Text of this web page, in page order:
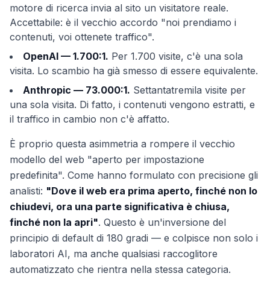
motore di ricerca invia al sito un visitatore reale.
Accettabile: è il vecchio accordo "noi prendiamo i
contenuti, voi ottenete traffico".
OpenAI — 1.700:1. Per 1.700 visite, c'è una sola
visita. Lo scambio ha già smesso di essere equivalente.
Anthropic — 73.000:1. Settantatremila visite per
una sola visita. Di fatto, i contenuti vengono estratti, e
il traffico in cambio non c'è affatto.
È proprio questa asimmetria a rompere il vecchio
modello del web "aperto per impostazione
predefinita". Come hanno formulato con precisione gli
analisti: "Dove il web era prima aperto, finché non lo
chiudevi, ora una parte significativa è chiusa,
finché non la apri". Questo è un'inversione del
principio di default di 180 gradi — e colpisce non solo i
laboratori AI, ma anche qualsiasi raccoglitore
automatizzato che rientra nella stessa categoria.